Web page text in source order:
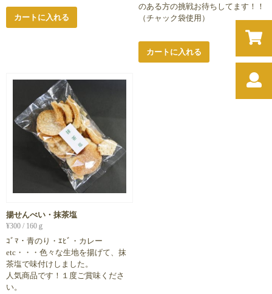
カートに入れる
のある方の挑戦お待ちしてます！！
（チャック袋使用）
カートに入れる
揚せんべい・抹茶塩
¥300 / 160ｇ
ｺﾞﾏ・青のり・ｴﾋﾞ・カレー
etc・・・色々な生地を揚げて、抹
茶塩で味付けしました。
人気商品です！１度ご賞味くださ
い。